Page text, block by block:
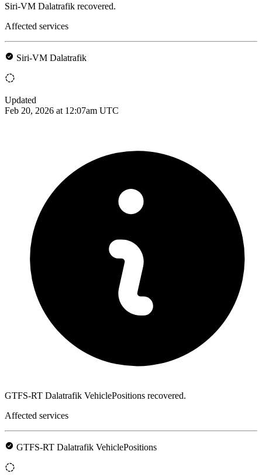
Siri-VM Dalatrafik recovered.
Affected services
Siri-VM Dalatrafik
Updated
Feb 20, 2026 at 12:07am UTC
GTFS-RT Dalatrafik VehiclePositions recovered.
Affected services
GTFS-RT Dalatrafik VehiclePositions